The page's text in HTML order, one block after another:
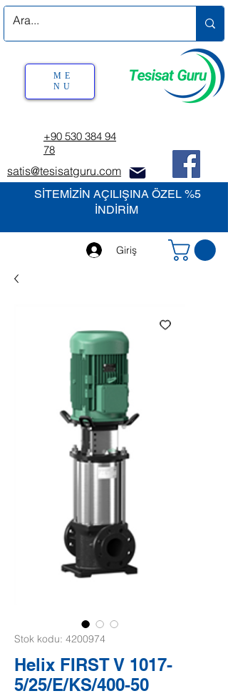
SİTEMİZİN AÇILIŞINA ÖZEL %5
İNDİRİM
+90 530 384 94
78
satis@tesisatguru.com
Giriş
ME
NU
Stok kodu: 4200974
Helix FIRST V 1017-
5/25/E/KS/400-50